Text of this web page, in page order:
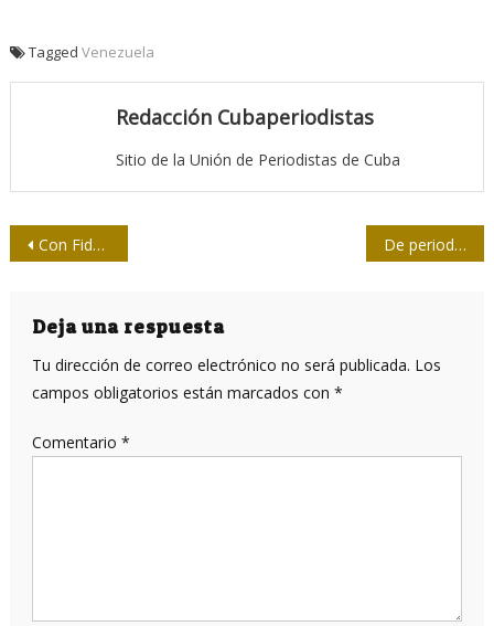
Tagged Venezuela
Redacción Cubaperiodistas
Sitio de la Unión de Periodistas de Cuba
Navegación
entradas
Con Fidel, ayer, hoy y siempre De periodismo y ética: Reunión de la Presidencia de la Upec
Deja una respuesta
Tu dirección de correo electrónico no será publicada. Los
campos obligatorios están marcados con *
Comentario *